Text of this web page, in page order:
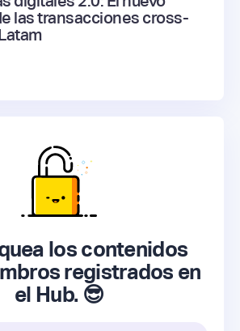
las transacciones cross-
los contenidos
registrados en
el Hub. 😎